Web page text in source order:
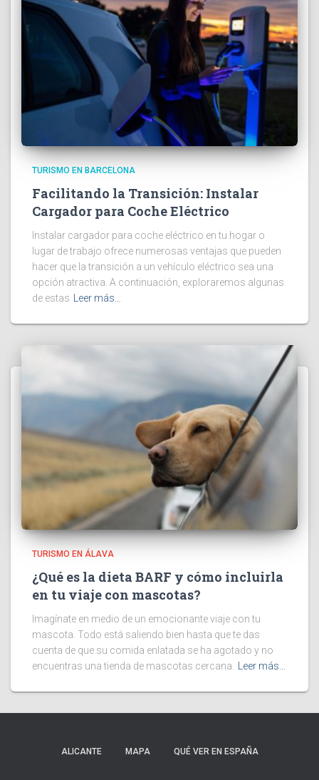
TURISMO EN BARCELONA
Facilitando la Transición: Instalar
Cargador para Coche Eléctrico
Instalar cargador para coche eléctrico en tu hogar o
lugar de trabajo ofrece numerosas ventajas que pueden
hacer que la transición a un vehículo eléctrico sea una
opción atractiva. A continuación, exploraremos algunas
de estas Leer más…
TURISMO EN ÁLAVA
¿Qué es la dieta BARF y cómo incluirla
en tu viaje con mascotas?
Imagínate en medio de un emocionante viaje con tu
mascota. Todo está saliendo bien hasta que te das
cuenta de que su comida enlatada se ha agotado y no
encuentras una tienda de mascotas cercana.
Leer más…
ALICANTE MAPA QUÉ VER EN ESPAÑA